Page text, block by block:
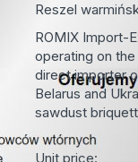
Reszel
ROMIX Import-
operating on
direct importer
Belarus and
sawdust
Unit price: